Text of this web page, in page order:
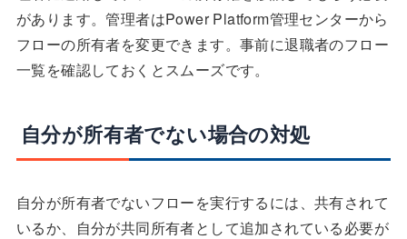
があります。管理者はPower Platform管理センターから
フローの所有者を変更できます。事前に退職者のフロー
一覧を確認しておくとスムーズです。
自分が所有者でない場合の対処
自分が所有者でないフローを実行するには、共有されて
いるか、自分が共同所有者として追加されている必要が